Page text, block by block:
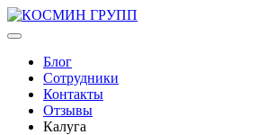
Блог
Сотрудники
Контакты
Отзывы
Калуга